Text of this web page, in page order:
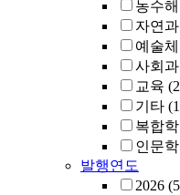
농수
자연
예술
사회
교육
기타
복합학
인문학
발행연도
2026